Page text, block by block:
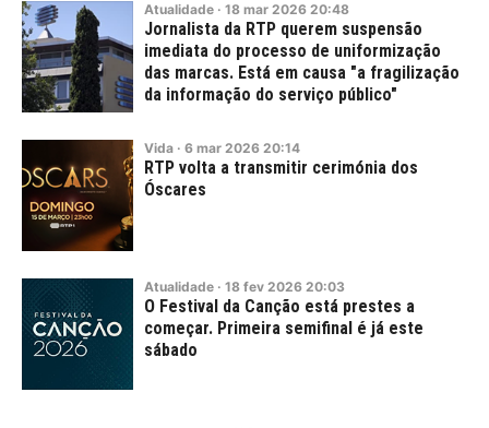
Atualidade · 18 mar 2026 20:48
Jornalista da RTP querem suspensão
imediata do processo de uniformização
das marcas. Está em causa "a fragilização
da informação do serviço público"
Vida · 6 mar 2026 20:14
RTP volta a transmitir cerimónia dos
Óscares
Atualidade · 18 fev 2026 20:03
O Festival da Canção está prestes a
começar. Primeira semifinal é já este
sábado